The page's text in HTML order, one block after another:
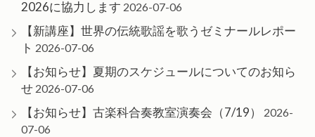
2026に協力します 2026-07-06
【新講座】世界の伝統歌謡を歌うゼミナールレポー
ト 2026-07-06
【お知らせ】夏期のスケジュールについてのお知ら
せ 2026-07-06
【お知らせ】古楽科合奏教室演奏会（7/19）
2026-
07-06